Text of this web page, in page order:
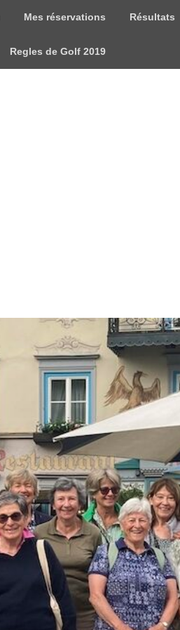
Mes réservations Résultats
Regles de Golf 2019